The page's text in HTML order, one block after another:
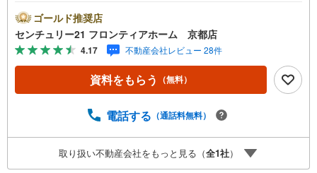
ースペースが3箇所あり、リモートワークや趣味の部屋に最
適・各居室に豊富な収納スペースを確保し、お部屋をすっ
きり保てます・前道は幅員約6mの公道に面しており、お車
の出し入れもスムーズ・1階部分で洗濯物が干せる、家事動
線に配慮された間取り設計 立地・八幡市立橋本小学校まで
徒歩約5分・八幡市立男山第三中学校まで徒歩約11分 弊社
プランナーが資金計画をサポート！2.買い替えなどにも対
があるため、最も低金利になるように審査が可能！4.物件
のお引渡し後に必要になったお家のリフォームも弊社のリ
ゴールド推奨店
センチュリー21 フロンティアホーム 京都店
4.17 不動産会社レビュー 28件
資料をもらう （無料）
電話する （通話料無料）
取り扱い不動産会社をもっと見る（全1社）